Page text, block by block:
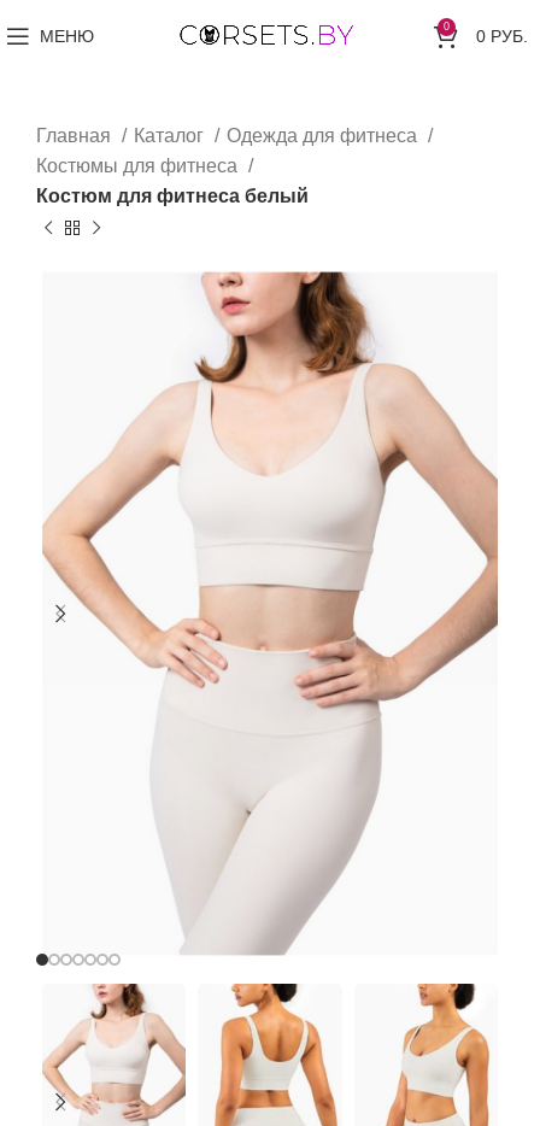
МЕНЮ 0 0 РУБ.
Главная Каталог
Одежда для фитнеса
Костюмы для фитнеса
Костюм для фитнеса белый